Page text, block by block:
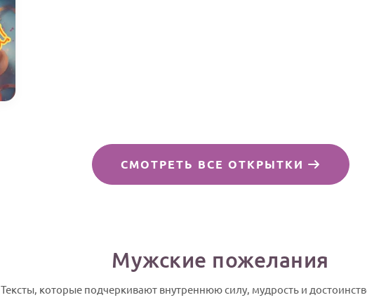
СМОТРЕТЬ ВСЕ ОТКРЫТКИ
Мужские пожелания
Тексты, которые подчеркивают внутреннюю силу, мудрость и